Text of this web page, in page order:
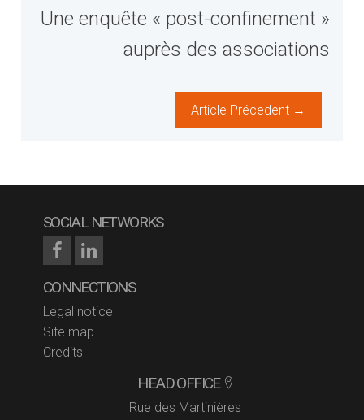
Une enquête « post-confinement »
auprès des associations
Article Précedent →
SOCIAL NETWORKS
CONNECTIONS
Legal notice
Site map
Credits
HEAD OFFICE
Rue des Martinières